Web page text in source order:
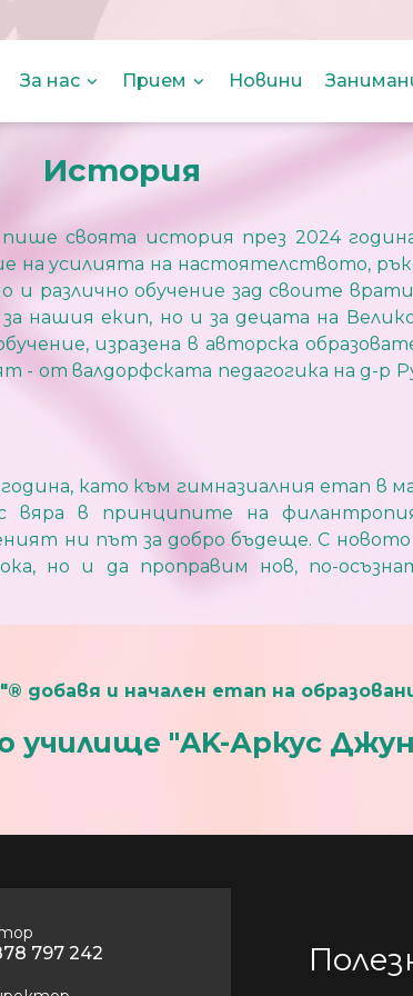
За нас Прием Новини
История
своята история през 2024
на усилията на настоятелството,
и различно обучение зад своите
нашия екип, но и за децата на
изразена в авторска
- от валдорфската педагогика на д-р
като към гимназиалния етап в
вяра в принципите на
ни път за добро бъдеще. С
но и да проправим нов, по-
добавя и начален етап на
училище "AK-Аркус
797 242